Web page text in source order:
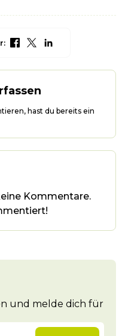
hast du bereits ein
Kommentare.
und melde dich für